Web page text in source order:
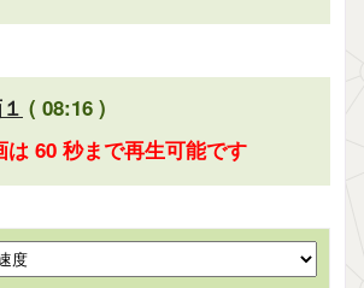
( 08:16 )
60 秒まで再生可能です